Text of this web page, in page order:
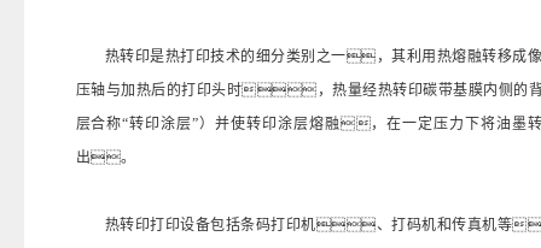
热转印是热打印技术的细分类别之一，其利用热熔融转移
压轴与加热后的打印头时，热量经热转印碳带基膜内侧的
层合称“转印涂层”）并使转印涂层熔融，在一定压力下将
出。
热转印打印设备包括条码打印机、打码机和传真机等